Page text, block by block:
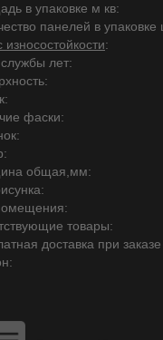
в упаковке м кв:
панелей в упаковке
износостойкости:
лет:
фаски:
общая,мм:
товары:
доставка при